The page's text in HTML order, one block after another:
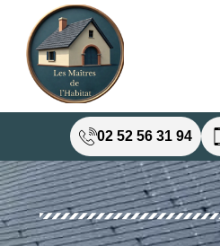
02 52 56 31 94